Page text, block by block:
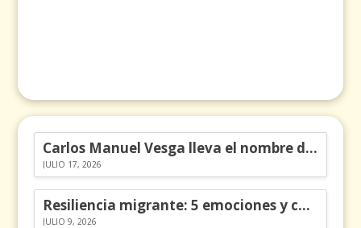
Carlos Manuel Vesga lleva el nombre de Colombia a los Emmy
JULIO 17, 2026
Resiliencia migrante: 5 emociones y cómo gestionarlas
JULIO 9, 2026